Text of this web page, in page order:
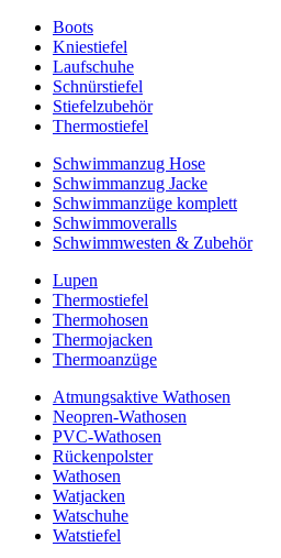
Boots
Kniestiefel
Laufschuhe
Schnürstiefel
Stiefelzubehör
Thermostiefel
Schwimmanzug Hose
Schwimmanzug Jacke
Schwimmanzüge komplett
Schwimmoveralls
Schwimmwesten & Zubehör
Lupen
Thermostiefel
Thermohosen
Thermojacken
Thermoanzüge
Atmungsaktive Wathosen
Neopren-Wathosen
PVC-Wathosen
Rückenpolster
Wathosen
Watjacken
Watschuhe
Watstiefel